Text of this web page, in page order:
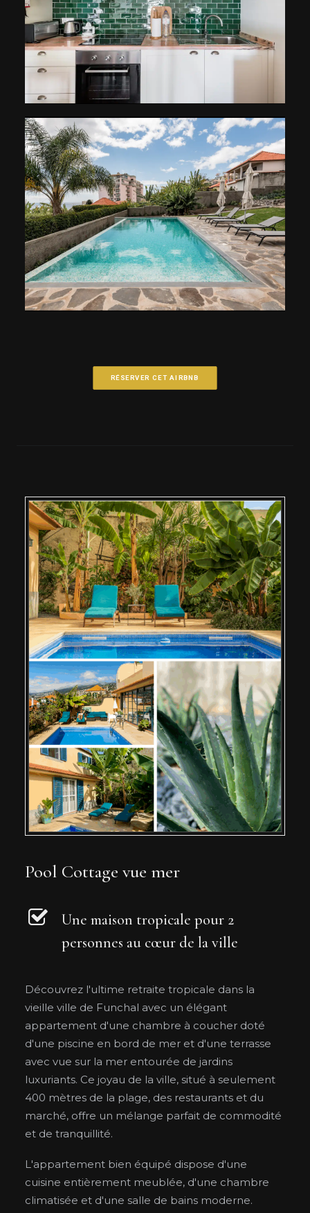
RÉSERVER CET AIRBNB
Pool Cottage vue mer
Une maison tropicale pour 2
personnes au cœur de la ville
Découvrez l'ultime retraite tropicale dans la
vieille ville de Funchal avec un élégant
appartement d'une chambre à coucher doté
d'une piscine en bord de mer et d'une terrasse
avec vue sur la mer entourée de jardins
luxuriants. Ce joyau de la ville, situé à seulement
400 mètres de la plage, des restaurants et du
marché, offre un mélange parfait de commodité
et de tranquillité.
L'appartement bien équipé dispose d'une
cuisine entièrement meublée, d'une chambre
climatisée et d'une salle de bains moderne.